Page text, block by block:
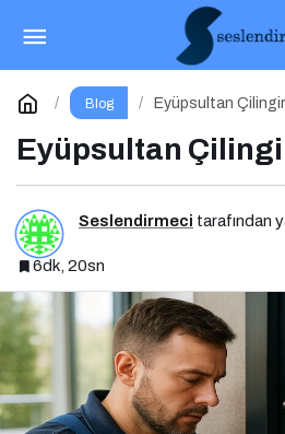
Blog Eyüpsultan Çilingir
Eyüpsultan
Seslendirmeci tarafından
6dk, 20sn
Kurumsal Blog
Kurumsal Blog Yönetimi Nasıl
Yorum Yap